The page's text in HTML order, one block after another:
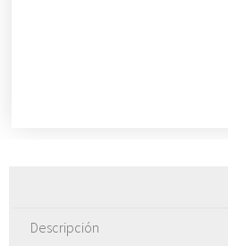
Descripción